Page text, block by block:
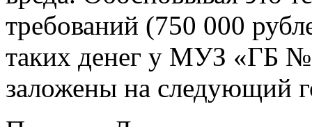
требований (750 000
таких денег у МУЗ «ГБ №
заложены на следующий